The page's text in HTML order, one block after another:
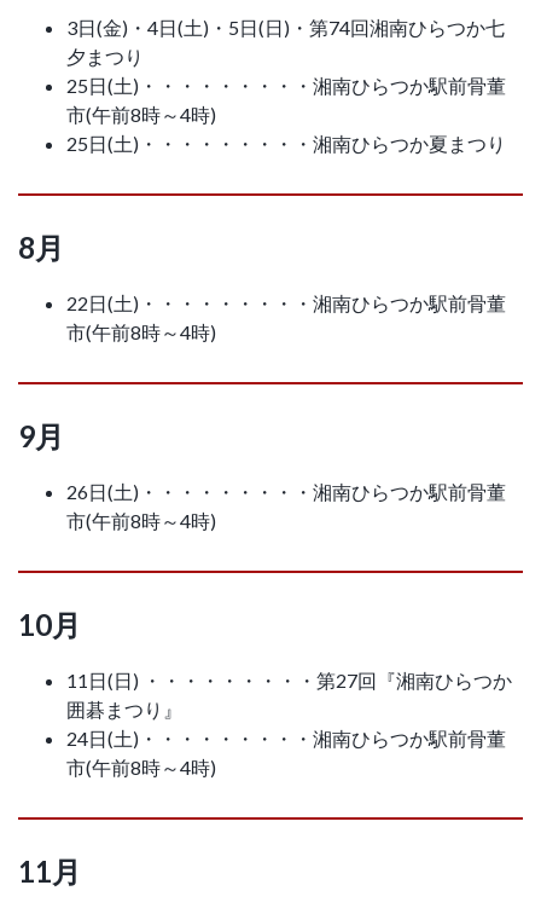
3日(金)・4日(土)・5日(日)・第74回湘南ひらつか七
夕まつり
25日(土)・・・・・・・・・湘南ひらつか駅前骨董
市(午前8時～4時)
25日(土)・・・・・・・・・湘南ひらつか夏まつり
8月
22日(土)・・・・・・・・・湘南ひらつか駅前骨董
市(午前8時～4時)
9月
26日(土)・・・・・・・・・湘南ひらつか駅前骨董
市(午前8時～4時)
10月
11日(日) ・・・・・・・・・第27回『湘南ひらつか
囲碁まつり』
24日(土)・・・・・・・・・湘南ひらつか駅前骨董
市(午前8時～4時)
11月